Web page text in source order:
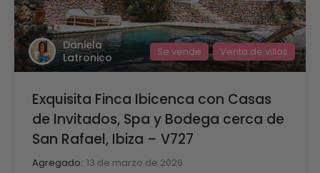
Daniela
Latronico
Se vende Venta de villas
Exquisita Finca Ibicenca con Casas
de Invitados, Spa y Bodega cerca de
San Rafael, Ibiza – V727
Agregado: 13 de marzo de 2026